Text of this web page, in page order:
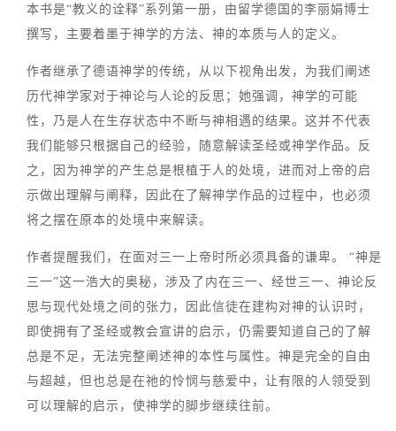
本书是“教义的诠释”系列第一册，由留学德国的李丽娟博士
撰写，主要着墨于神学的方法、神的本质与人的定义。
作者继承了德语神学的传统，从以下视角出发，为我们阐述
历代神学家对于神论与人论的反思；她强调，神学的可能
性，乃是人在生存状态中不断与神相遇的结果。这并不代表
我们能够只根据自己的经验，随意解读圣经或神学作品。反
之，因为神学的产生总是根植于人的处境，进而对上帝的启
示做出理解与阐释，因此在了解神学作品的过程中，也必须
将之摆在原本的处境中来解读。
作者提醒我们，在面对三一上帝时所必须具备的谦卑。 “神是
三一”这一浩大的奥秘，涉及了内在三一、经世三一、神论反
思与现代处境之间的张力，因此信徒在建构对神的认识时，
即使拥有了圣经或教会宣讲的启示，仍需要知道自己的了解
总是不足，无法完整阐述神的本性与属性。神是完全的自由
与超越，但也总是在祂的怜悯与慈爱中，让有限的人领受到
可以理解的启示，使神学的脚步继续往前。